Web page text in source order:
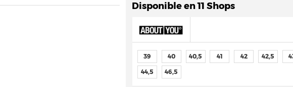
Disponible en 11 Shops
39 40 40,5 41 42 42,5
44,5 46,5